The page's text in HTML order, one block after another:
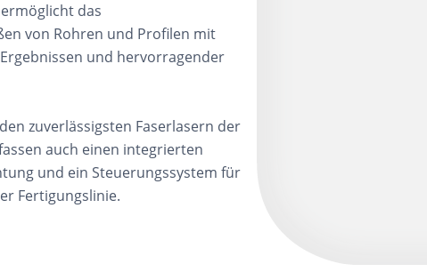
das
von Rohren und Profilen mit
und hervorragender
zuverlässigsten Faserlasern der
auch einen integrierten
und ein Steuerungssystem für
Fertigungslinie.